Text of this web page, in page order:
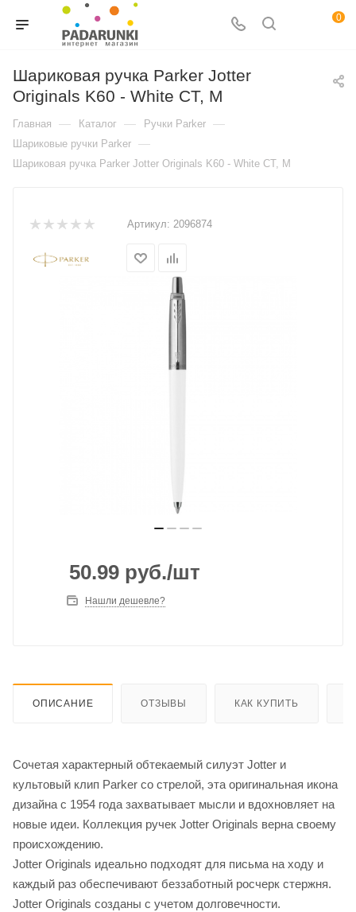
0
Шариковая ручка Parker Jotter
Originals K60 - White CT, M
Главная — Каталог — Ручки Parker —
Шариковые ручки Parker —
Шариковая ручка Parker Jotter Originals K60 - White CT, M
Артикул: 2096874
50.99 руб./шт
Нашли дешевле?
ОПИСАНИЕ ОТЗЫВЫ КАК КУПИТЬ
Сочетая характерный обтекаемый силуэт Jotter и
культовый клип Parker со стрелой, эта оригинальная икона
дизайна с 1954 года захватывает мысли и вдохновляет на
новые идеи. Коллекция ручек Jotter Originals верна своему
происхождению.
Jotter Originals идеально подходят для письма на ходу и
каждый раз обеспечивают беззаботный росчерк стержня.
Jotter Originals созданы с учетом долговечности.